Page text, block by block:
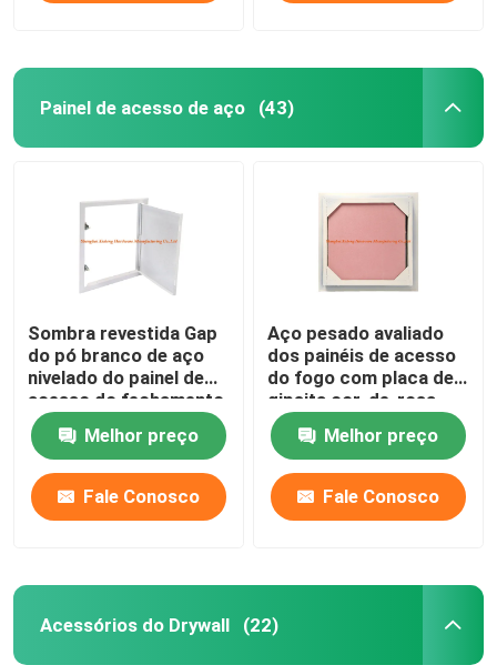
Painel de acesso de aço (43)
Sombra revestida Gap
do pó branco de aço
nivelado do painel de
acesso do fechamento
do impulso do quadro
Melhor preço
Fale Conosco
Aço pesado avaliado
dos painéis de acesso
do fogo com placa de
gipsita cor-de-rosa
para o Drywall
Melhor preço
Fale Conosco
Acessórios do Drywall (22)